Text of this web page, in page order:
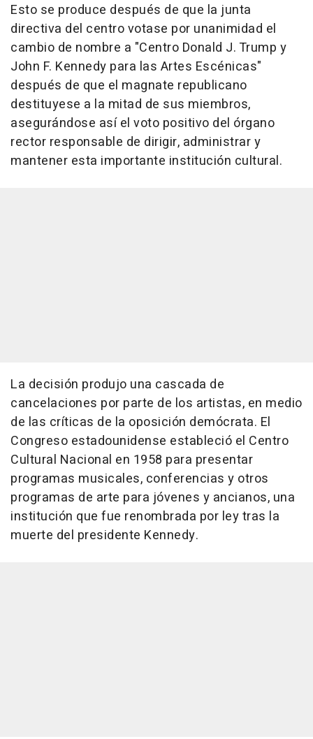
Esto se produce después de que la junta
directiva del centro votase por unanimidad el
cambio de nombre a "Centro Donald J. Trump y
John F. Kennedy para las Artes Escénicas"
después de que el magnate republicano
destituyese a la mitad de sus miembros,
asegurándose así el voto positivo del órgano
rector responsable de dirigir, administrar y
mantener esta importante institución cultural.
La decisión produjo una cascada de
cancelaciones por parte de los artistas, en medio
de las críticas de la oposición demócrata. El
Congreso estadounidense estableció el Centro
Cultural Nacional en 1958 para presentar
programas musicales, conferencias y otros
programas de arte para jóvenes y ancianos, una
institución que fue renombrada por ley tras la
muerte del presidente Kennedy.